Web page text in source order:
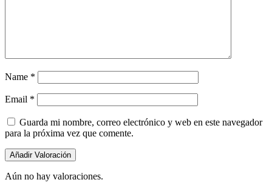
Name *
Email *
Guarda mi nombre, correo electrónico y web en este navegador
para la próxima vez que comente.
Aún no hay valoraciones.